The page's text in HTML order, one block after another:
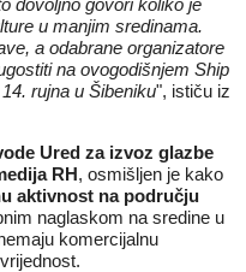
dovoljno govori koliko je
u manjim sredinama.
a odabrane organizatore
na ovogodišnjem Ship
rujna u Šibeniku", ističu iz
Ured za izvoz glazbe
RH, osmišljen je kako
aktivnost na području
naglaskom na sredine u
komercijalnu